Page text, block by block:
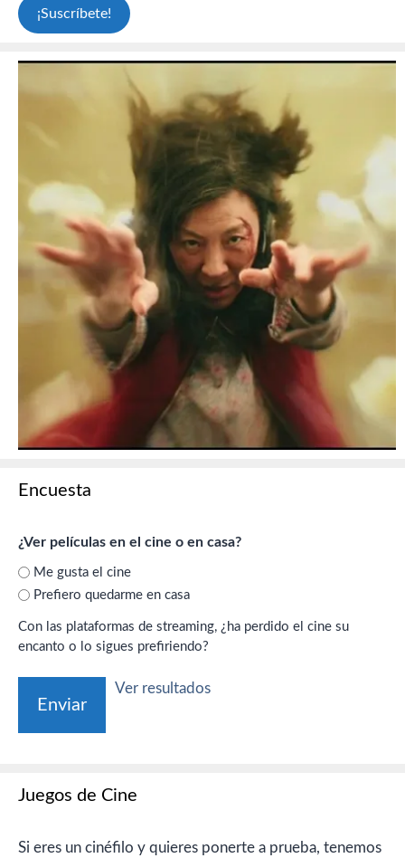
Encuesta
¿Ver películas en el cine o en casa?
Me gusta el cine
Prefiero quedarme en casa
Con las plataformas de streaming, ¿ha perdido el cine su
encanto o lo sigues prefiriendo?
Ver resultados
Juegos de Cine
Si eres un cinéfilo y quieres ponerte a prueba, tenemos